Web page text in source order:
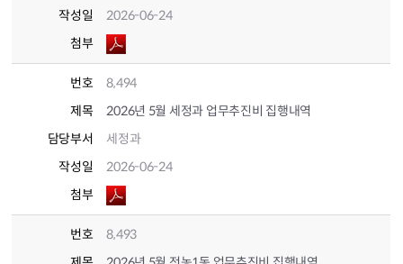
작성일
2026-06-24
첨부
번호
8,494
제목
2026년 5월 세정과 업무추진비 집행내역
담당부서
세정과
작성일
2026-06-24
첨부
번호
8,493